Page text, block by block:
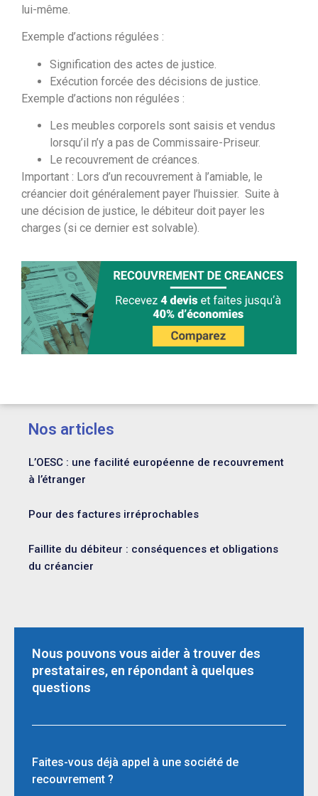
lui-même.
Exemple d’actions régulées :
Signification des actes de justice.
Exécution forcée des décisions de justice.
Exemple d’actions non régulées :
Les meubles corporels sont saisis et vendus
lorsqu’il n’y a pas de Commissaire-Priseur.
Le recouvrement de créances.
Important : Lors d’un recouvrement à l’amiable, le
créancier doit généralement payer l’huissier. Suite à
une décision de justice, le débiteur doit payer les
charges (si ce dernier est solvable).
Nos articles
L’OESC : une facilité européenne de recouvrement
à l’étranger
Pour des factures irréprochables
Faillite du débiteur : conséquences et obligations
du créancier
Nous pouvons vous aider à trouver des
prestataires, en répondant à quelques
questions
Faites-vous déjà appel à une société de
recouvrement ?